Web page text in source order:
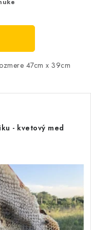
47cm x 39cm
- kvetový med